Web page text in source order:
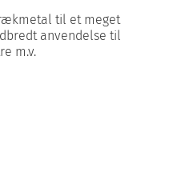
til et meget
anvendelse til
m.v.